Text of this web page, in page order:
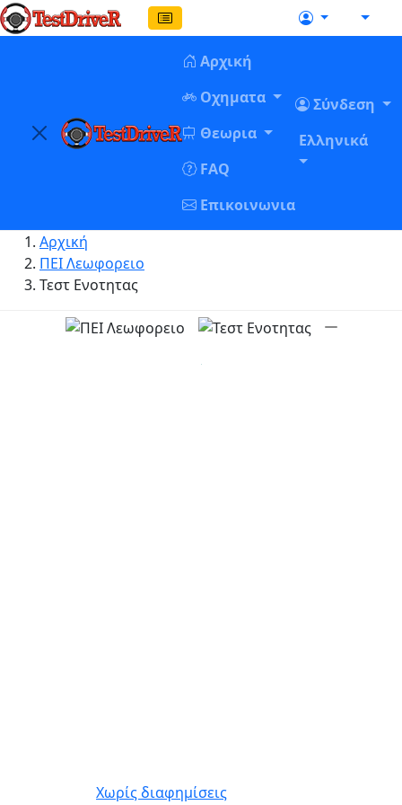
Αρχική
Οχηματα
Θεωρια
FAQ
Επικοινωνια
Σύνδεση
Ελληνικά
Αρχική
ΠΕΙ Λεωφορειο
Τεστ Ενοτητας
Χωρίς διαφημίσεις